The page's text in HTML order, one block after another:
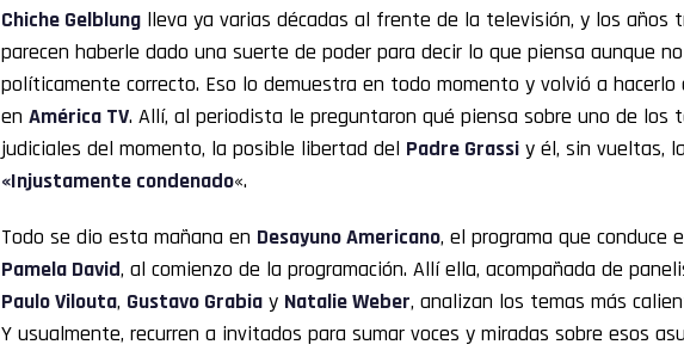
Chiche Gelblung lleva ya varias décadas al frente de la televisión, y los años
parecen haberle dado una suerte de poder para decir lo que piensa aunque
políticamente correcto. Eso lo demuestra en todo momento y volvió a hacerlo
en América TV. Allí, al periodista le preguntaron qué piensa sobre uno de los
judiciales del momento, la posible libertad del Padre Grassi y él, sin vueltas,
«Injustamente condenado«.
Todo se dio esta mañana en Desayuno Americano, el programa que conduce
Pamela David, al comienzo de la programación. Allí ella, acompañada de
Paulo Vilouta, Gustavo Grabia y Natalie Weber, analizan los temas más
Y usualmente, recurren a invitados para sumar voces y miradas sobre esos